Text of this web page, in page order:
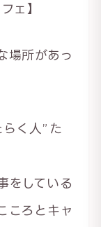
ェ】
場所があっ
く人”た
をしている
ころとキャ